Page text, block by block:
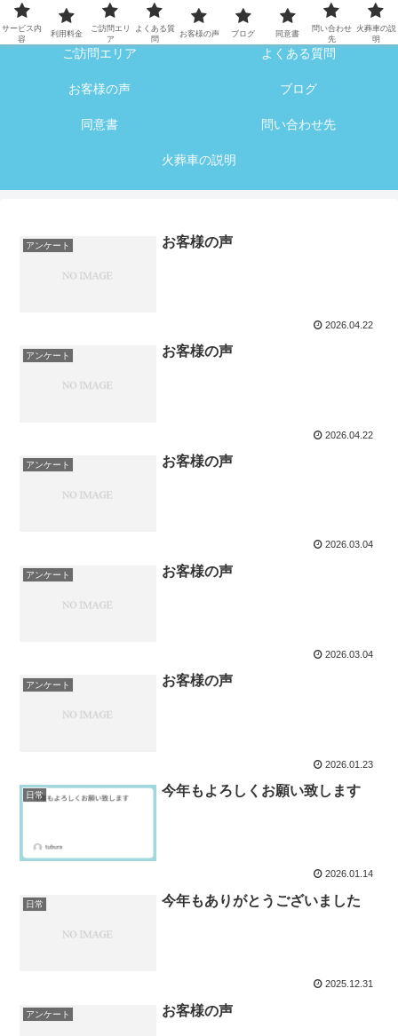
サービス内容 利用料金
ご訪問エリア よくある質問
お客様の声 ブログ
同意書 問い合わせ先
火葬車の説明
アンケート お客様の声
2026.04.22
アンケート お客様の声
2026.04.22
アンケート お客様の声
2026.03.04
アンケート お客様の声
2026.03.04
アンケート お客様の声
2026.01.23
日常 今年もよろしくお願い致します
2026.01.14
日常 今年もありがとうございました
2025.12.31
アンケート お客様の声
サービス内
容
利用料金
ご訪問エリ
ア
よくある質
問
お客様の声 ブログ 同意書
問い合わせ
先
火葬車の説
明